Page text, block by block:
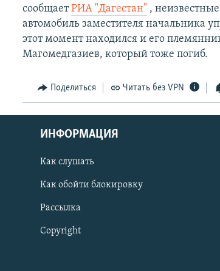
сообщаетРИА "Дагестан" ,
автомобиль заместителя начальника
этот момент находился и его
Магомедгазиев, который тоже погиб.
Поделиться Читать без VPN
ИНФОРМАЦИЯ
Как слушать
Как обойти блокировку
Рассылка
Copyright